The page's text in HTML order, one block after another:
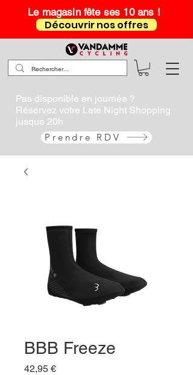
Le magasin fête ses 10 ans !
Découvrir nos offres
Pas disponible en journée ?
Réservez votre Late Night Shopping
jusque 20h
Prendre RDV
BBB Freeze
42,95 €Prix